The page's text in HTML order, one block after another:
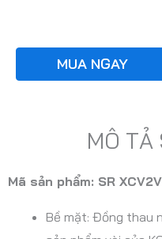
MUA NGAY
MÔ TẢ
Mã sản phẩm: SR
Bề mặt: Đồng thau